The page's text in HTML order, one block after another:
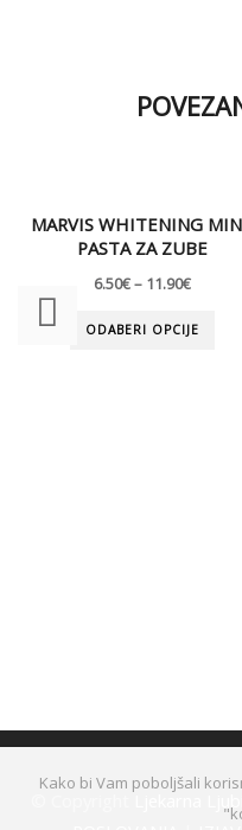
Kako bi Vam poboljšali
MARVIS WHITENING
PASTA ZA ZUBE
6.50€– 11.90€
ODABERI OPCIJE